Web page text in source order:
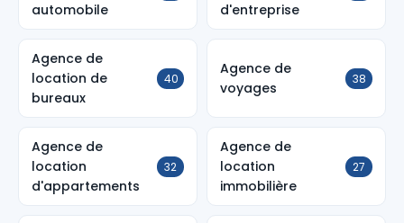
automobile
d'entreprise
Agence de
location de
bureaux
40
Agence de
voyages
38
Agence de
location
d'appartements
32
Agence de
location
immobilière
27